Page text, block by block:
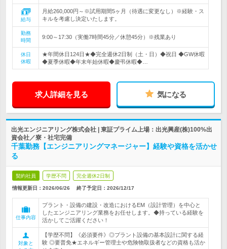
給与
月給260,000円～※試用期間5ヶ月（待遇に変更なし）※経験・ス
キルを考慮し決定いたします。
勤務
時間
9:00～17:30（実働7時間45分／休憩45分）※残業あり
休日
休暇
★年間休日124日★◆完全週休2日制（土・日）◆祝日 ◆GW休暇
◆夏季休暇◆年末年始休暇◆慶弔休暇◆…
求人詳細を見る 気になる
出光エンジニアリング株式会社 | 東証プライム上場：出光興産(株)100%出
資会社／寮・社宅完備
千葉勤務【エンジニアリングマネージャー】経験や資格を活かせ
る
契約社員 学歴不問 完全週休2日制
情報更新日：2026/06/26 終了予定日： 2026/12/17
仕事内容
プラント・設備の建設・改造におけるEM（設計管理）を中心と
したエンジニアリング業務をお任せします。◆持っている経験を
活かしてご活躍ください！
対象と
【学歴不問】《必須要件》◎プラント設備の基本設計に関する経
験 ◎要普免★エネルギー管理士や危険物取扱者などの資格も活か